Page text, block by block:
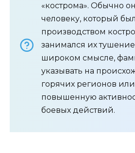
«кострома». Обычно
человеку, который
производством
занимался их
широком смысле,
указывать на
горячих регионов
повышенную
боевых действий.